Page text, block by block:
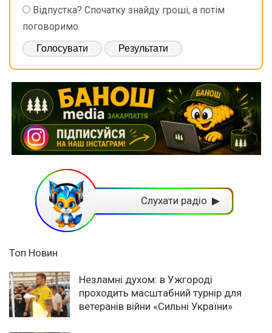
Відпустка? Спочатку знайду гроші, а потім
поговоримо.
Слухати радіо ▶
Топ Новин
Незламні духом: в Ужгороді
проходить масштабний турнір для
ветеранів війни «Сильні України»